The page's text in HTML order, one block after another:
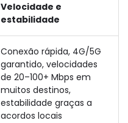
Velocidade e
estabilidade
Conexão rápida, 4G/5G
garantido, velocidades
de 20–100+ Mbps em
muitos destinos,
estabilidade graças a
acordos locais